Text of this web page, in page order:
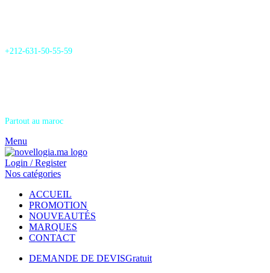
+212-631-50-55-59
Partout au maroc
Menu
Login / Register
Nos catégories
ACCUEIL
PROMOTION
NOUVEAUTÉS
MARQUES
CONTACT
DEMANDE DE DEVISGratuit